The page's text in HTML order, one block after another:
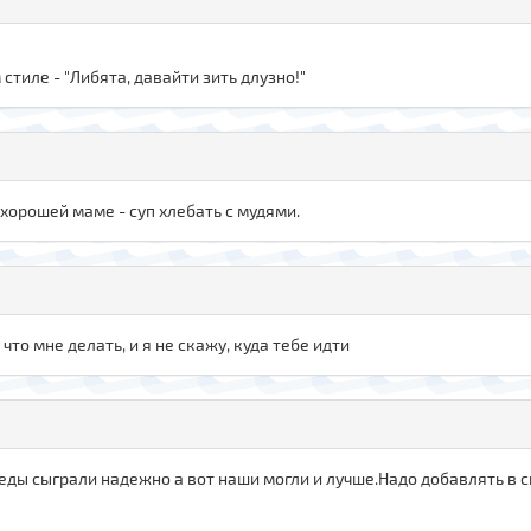
- "Либята, давайти зить длузно!"
маме - суп хлебать с мудями.
мне делать, и я не скажу, куда тебе идти
сыграли надежно а вот наши могли и лучше.Надо добавлять в